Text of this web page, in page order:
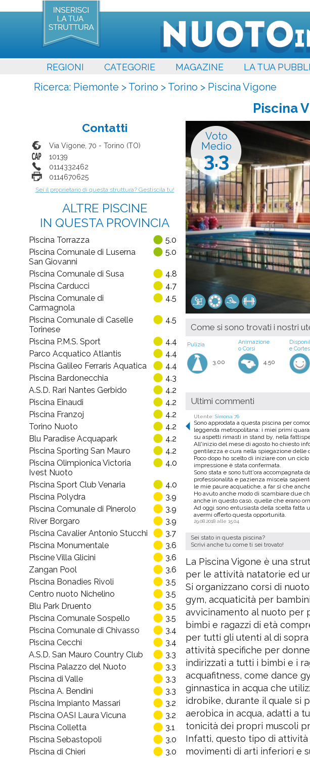
REGIONI CATEGORIE MAGAZINE LA TUA
Ricerca: Piemonte > Torino > Torino > Piscina Vigone
Piscina
Voto
Medio
3.3
Come si sono trovati i nostri
Pulizia
3.00
Animazione
o Corsi
4.50
e
Ultimi commenti
Utente: Simona 76
Sono approdata a questa piscina per
leggenda metropolitana: i miei primi
su aspetti rimasti in stand by, nella
All'inizio del mese di agosto ho chiesto
gentilezza e cura nella spiegazione delle
Poco dopo ho scelto di iniziare con un
impressione è stata confermata.
Sono stata e sono tutt'ora accompagnata
professionalità e pazienza miscela
le mie paure acquatiche, a far sì che
Ho avuto anche modo di scambiare due
anche in questo caso, quelle che erano
Ad oggi sono entusiasta della scelta fatta
avermi offerto questa opportunità.
29.08.2018 alle 15.04
Sei stato in questa piscina?
Scrivi anche tu come ti sei trovato!
La Piscina Vigone è una
per le attività natatorie ed
Si organizzano corsi di
gym, acquaticità per
avvicinamento al nuoto per
bimbi e ragazzi di età
per tutti gli utenti al di sopra
attività specifiche per
indirizzati a tutti i bimbi e i
acquafitness, come dance
ginnastica in acqua che
idrobike, durante il quale si
aerobica in acqua, adatti a
tonicità dei propri muscoli
Infatti, questo tipo di attività
movimenti di arti inferiori e
Contatti
Via Vigone, 70 - Torino (TO)
10139
0114332462
0114670625
Sei il proprietario di questa struttura? Gestiscila tu!
ALTRE PISCINE
IN QUESTA PROVINCIA
Piscina Torrazza
5.0
Piscina Comunale di Luserna
San Giovanni
5.0
Piscina Comunale di Susa
4.8
Piscina Carducci
4.7
Piscina Comunale di
Carmagnola
4.5
Piscina Comunale di Caselle
Torinese
4.5
Piscina P.M.S. Sport
4.4
Parco Acquatico Atlantis
4.4
Piscina Galileo Ferraris Aquatica
4.4
Piscina Bardonecchia
4.3
A.S.D. Rari Nantes Gerbido
4.2
Piscina Einaudi
4.2
Piscina Franzoj
4.2
Torino Nuoto
4.2
Blu Paradise Acquapark
4.2
Piscina Sporting San Mauro
4.2
Piscina Olimpionica Victoria
Ivest Nuoto
4.0
Piscina Sport Club Venaria
4.0
Piscina Polydra
3.9
Piscina Comunale di Pinerolo
3.9
River Borgaro
3.9
Piscina Cavalier Antonio Stucchi
3.7
Piscina Monumentale
3.6
Piscine Villa Glicini
3.6
Zangan Pool
3.6
Piscina Bonadies Rivoli
3.5
Centro nuoto Nichelino
3.5
Blu Park Druento
3.5
Piscina Comunale Sospello
3.5
Piscina Comunale di Chivasso
3.4
Piscina Cecchi
3.4
A.S.D. San Mauro Country Club
3.3
Piscina Palazzo del Nuoto
3.3
Piscina di Valle
3.3
Piscina A. Bendini
3.3
Piscina Impianto Massari
3.2
Piscina OASI Laura Vicuna
3.2
Piscina Colletta
3.1
Piscina Sebastopoli
3.0
Piscina di Chieri
3.0
5°
Centro Natatorio Montecchio
Montecchio Maggiore -
Media voto 4,7 da 19 votanti